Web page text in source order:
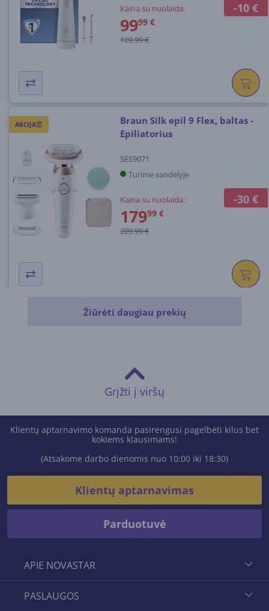
-10 €
Kaina su nuolaida:
9999 €
109.99 €
AKCIJA⏰
-30 €
Braun Silk epil 9 Flex, baltas -
Epiliatorius
SES9071
Turime sandėlyje
Kaina su nuolaida:
17999 €
209.99 €
Žiūrėti daugiau prekių
Grįžti į viršų
APIE NOVASTAR
PASLAUGOS
Klientų aptarnavimo komanda pasirengusi pagelbėti kilus bet
kokiems klausimams!
(Atsakome darbo dienomis nuo 10:00 iki 18:30)
Klientų aptarnavimas
Parduotuvė